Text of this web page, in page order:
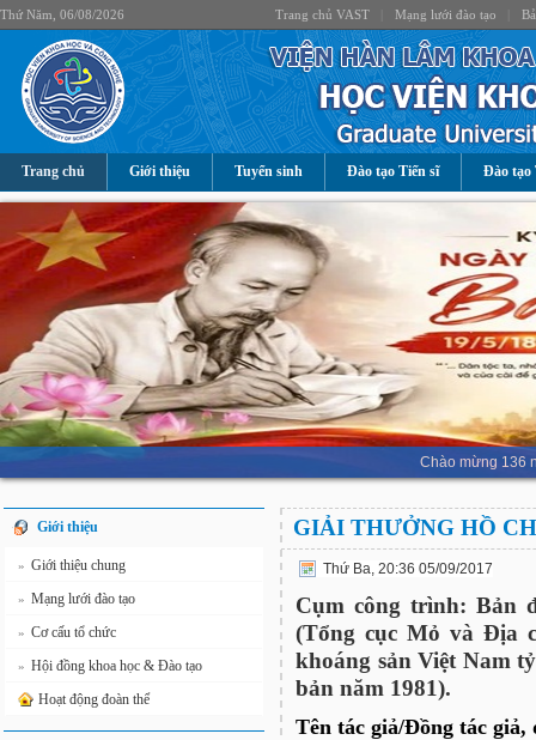
Thứ Năm, 06/08/2026 Trang chủ VAST Mạng lưới đào tạo
Trang chủ Giới thiệu Tuyển sinh Đào tạo Tiến sĩ Đào tạo
Chào mừng 136
Giới thiệu
» Giới thiệu chung
» Mạng lưới đào tạo
» Cơ cấu tổ chức
» Hội đồng khoa học & Đào tạo
Hoạt động đoàn thể
GIẢI THƯỞNG HỒ
Thứ Ba, 20:36 05/09/2017
Cụm công trình: Bản
(Tổng cục Mỏ và Địa
khoáng sản Việt Nam
bản năm 1981).
Tên tác giả/Đồng tác